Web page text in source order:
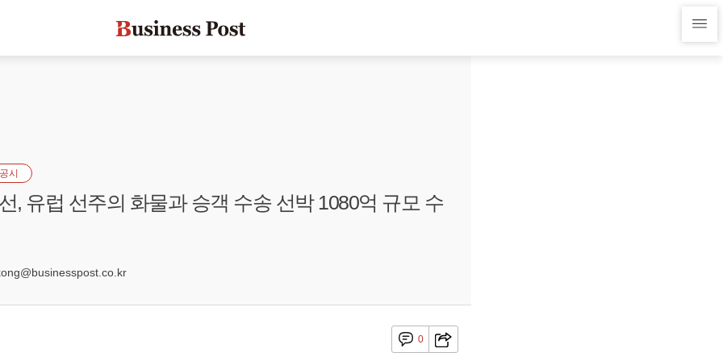
공시
, 유럽 선주의 화물과 승객 수송 선박 1080억 규모 수
0